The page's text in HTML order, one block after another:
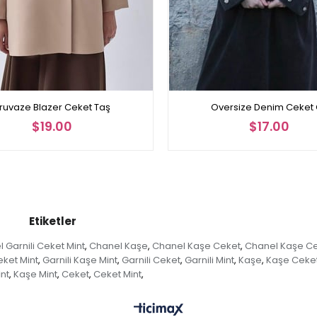
Blazer Ceket Taş
$19.00
Oversize Denim Ceket
$17.00
Etiketler
Garnili Ceket Mint, Chanel Kaşe, Chanel Kaşe Ceket, Chanel Kaşe
Mint, Garnili Kaşe Mint, Garnili Ceket, Garnili Mint, Kaşe, Kaşe
, Kaşe Mint, Ceket, Ceket Mint,